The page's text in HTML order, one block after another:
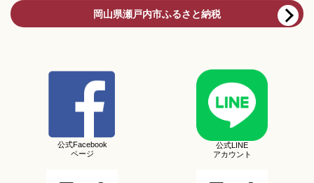
岡山県瀬戸内市ふるさと納税
公式Facebook
ページ
公式LINE
アカウント